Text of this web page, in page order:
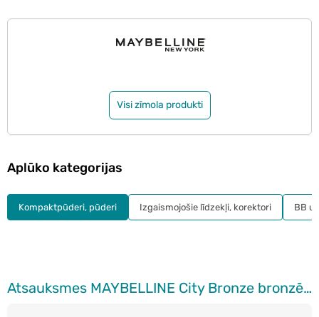
Visi zīmola produkti
Atsauksmes MAYBELLINE City Bronze bronzējošs un konturējošs pūderis, 200 Medium Cool, 8g
Aplūko kategorijas
Kompaktpūderi, pūderi Izgaismojošie līdzekļi, korektori BB